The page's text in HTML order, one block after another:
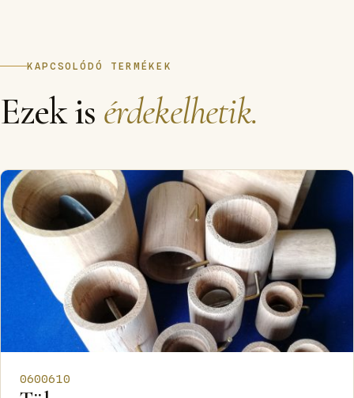
KAPCSOLÓDÓ TERMÉKEK
Ezek is érdekelhetik.
0600610